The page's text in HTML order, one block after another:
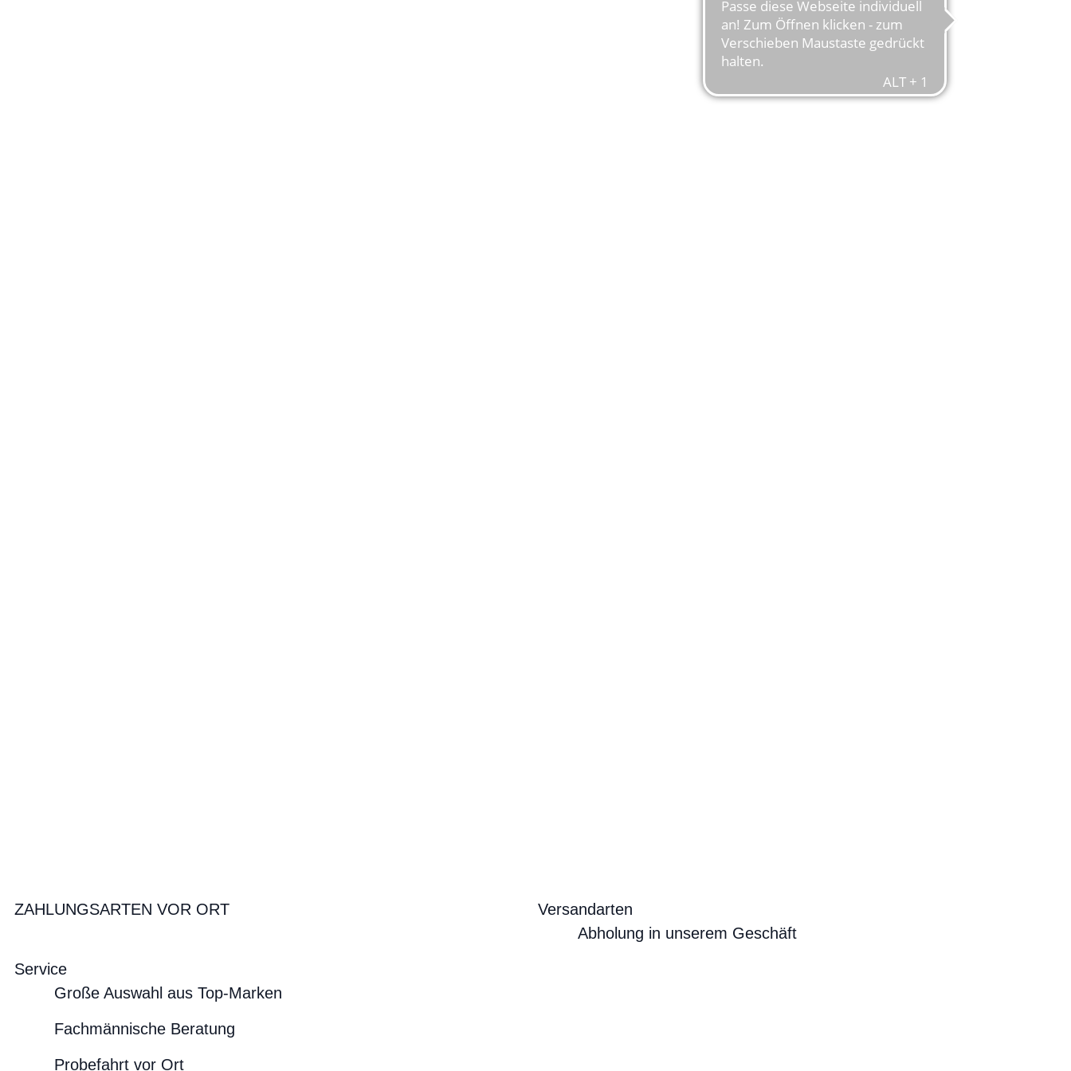
ZAHLUNGSARTEN VOR ORT
Versandarten
Abholung in unserem Geschäft
Service
Große Auswahl aus Top-Marken
Fachmännische Beratung
Probefahrt vor Ort